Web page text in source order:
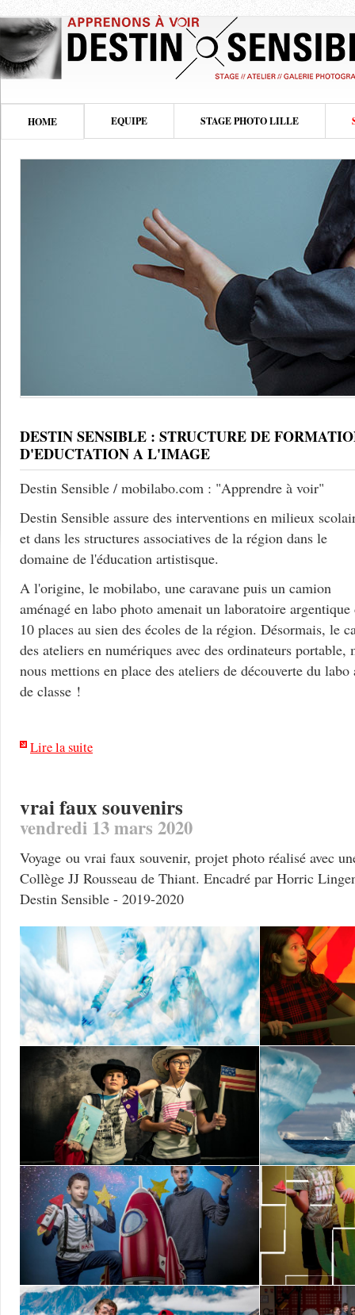
HOME EQUIPE STAGE PHOTO LILLE
DESTIN SENSIBLE : STRUCTURE DE
D'EDUCTATION A L'IMAGE
Destin Sensible / mobilabo.com : "Apprendre à voir"
Destin Sensible assure des interventions en milieux
et dans les structures associatives de la région dans le
domaine de l'éducation artistisque.
A l'origine, le mobilabo, une caravane puis un camion
aménagé en labo photo amenait un laboratoire argentique
10 places au sien des écoles de la région. Désormais, le
des ateliers en numériques avec des ordinateurs
nous mettions en place des ateliers de découverte du labo
de classe !
Lire la suite
vrai faux souvenirs
vendredi 13 mars 2020
Voyage ou vrai faux souvenir, projet photo réalisé avec
Collège JJ Rousseau de Thiant. Encadré par Horric
Destin Sensible - 2019-2020